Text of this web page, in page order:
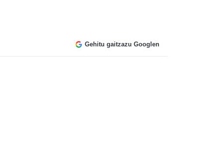
Gehitu gaitzazu Googlen